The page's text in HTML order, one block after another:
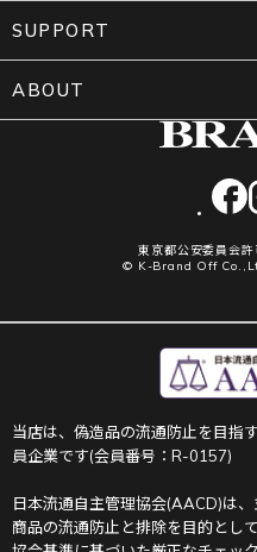
東京都公安委員会
© K-Brand Off
SUPPORT
ABOUT
当店は、偽造品の流通防止を目指
員企業です(会員番号：R-0157)
日本流通自主管理協会(AACD)は
商品の流通防止と排除を目的とし